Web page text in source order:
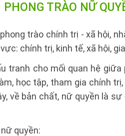
PHONG TRÀO NỮ
phong trào chính trị - xã hội,
chính trị, kinh tế, xã hội,
tranh cho mối quan hệ
học tập, tham gia chính
về bản chất, nữ quyền là
quyền: